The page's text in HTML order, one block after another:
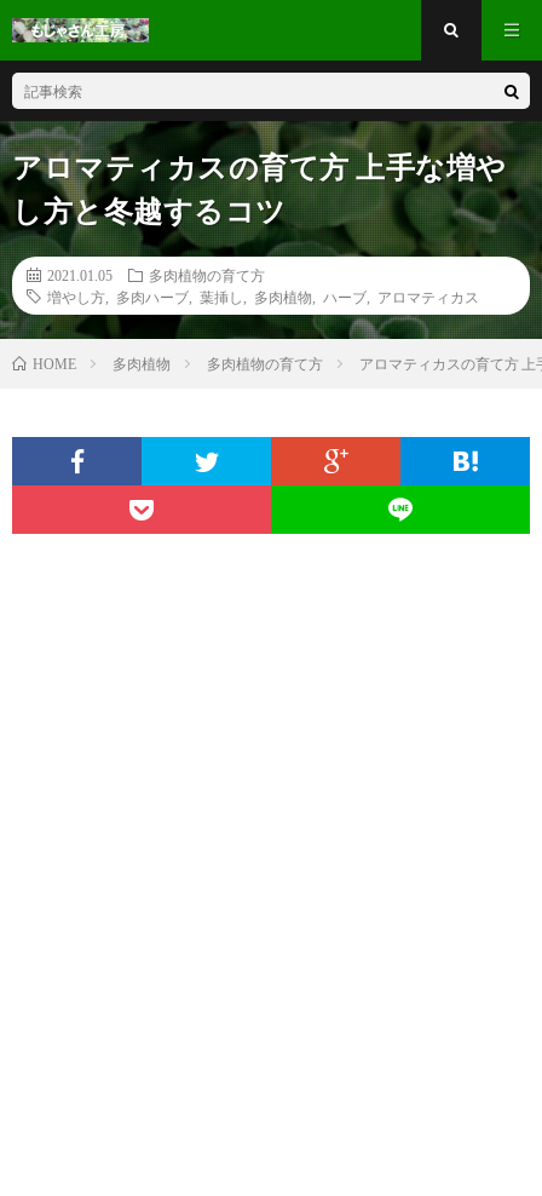
アロマティカスの育て方 上手な増や
し方と冬越するコツ
2021.01.05
多肉植物の育て方
増やし方
多肉ハーブ 葉挿し 多肉植物 ハーブ アロマティカス
HOME 多肉植物 多肉植物の育て方 アロマティカスの育て方